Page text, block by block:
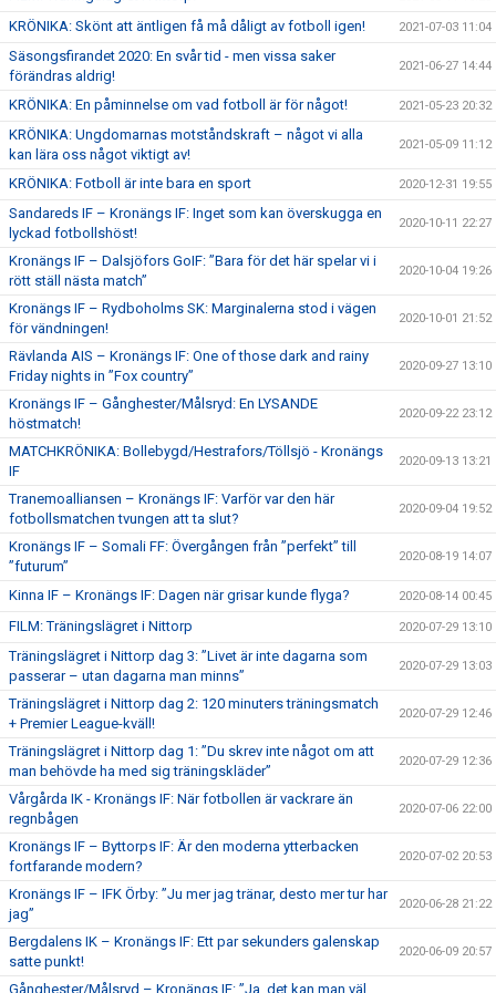
KRÖNIKA: Skönt att äntligen få må dåligt av fotboll igen! 2021-07-03 11:04
Säsongsfirandet 2020: En svår tid - men vissa saker
förändras aldrig!
2021-06-27 14:44
KRÖNIKA: En påminnelse om vad fotboll är för något! 2021-05-23 20:32
KRÖNIKA: Ungdomarnas motståndskraft – något vi alla
kan lära oss något viktigt av!
2021-05-09 11:12
KRÖNIKA: Fotboll är inte bara en sport 2020-12-31 19:55
Sandareds IF – Kronängs IF: Inget som kan överskugga en
lyckad fotbollshöst!
2020-10-11 22:27
Kronängs IF – Dalsjöfors GoIF: ”Bara för det här spelar vi i
rött ställ nästa match”
2020-10-04 19:26
Kronängs IF – Rydboholms SK: Marginalerna stod i vägen
för vändningen!
2020-10-01 21:52
Rävlanda AIS – Kronängs IF: One of those dark and rainy
Friday nights in ”Fox country”
2020-09-27 13:10
Kronängs IF – Gånghester/Målsryd: En LYSANDE
höstmatch!
2020-09-22 23:12
MATCHKRÖNIKA: Bollebygd/Hestrafors/Töllsjö - Kronängs
IF
2020-09-13 13:21
Tranemoalliansen – Kronängs IF: Varför var den här
fotbollsmatchen tvungen att ta slut?
2020-09-04 19:52
Kronängs IF – Somali FF: Övergången från ”perfekt” till
”futurum”
2020-08-19 14:07
Kinna IF – Kronängs IF: Dagen när grisar kunde flyga? 2020-08-14 00:45
FILM: Träningslägret i Nittorp 2020-07-29 13:10
Träningslägret i Nittorp dag 3: ”Livet är inte dagarna som
passerar – utan dagarna man minns”
2020-07-29 13:03
Träningslägret i Nittorp dag 2: 120 minuters träningsmatch
+ Premier League-kväll!
2020-07-29 12:46
Träningslägret i Nittorp dag 1: ”Du skrev inte något om att
man behövde ha med sig träningskläder”
2020-07-29 12:36
Vårgårda IK - Kronängs IF: När fotbollen är vackrare än
regnbågen
2020-07-06 22:00
Kronängs IF – Byttorps IF: Är den moderna ytterbacken
fortfarande modern?
2020-07-02 20:53
Kronängs IF – IFK Örby: ”Ju mer jag tränar, desto mer tur har
jag”
2020-06-28 21:22
Bergdalens IK – Kronängs IF: Ett par sekunders galenskap
satte punkt!
2020-06-09 20:57
Gånghester/Målsryd – Kronängs IF: ”Ja, det kan man väl